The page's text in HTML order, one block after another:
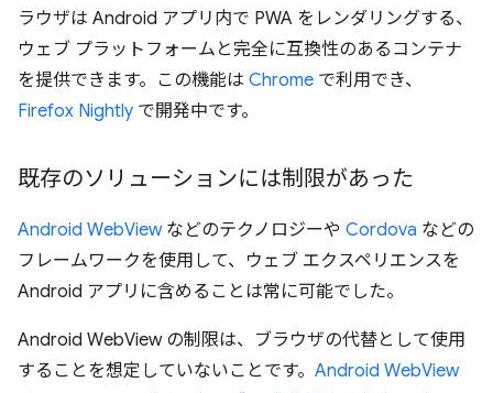
ラウザは Android アプリ内で PWA をレンダリングする、
ウェブ プラットフォームと完全に互換性のあるコンテナ
を提供できます。この機能は Chrome で利用でき、
Firefox Nightly で開発中です。
既存のソリューションには制限があった
Android WebViewなどのテクノロジーや Cordova などの
フレームワークを使用して、ウェブ エクスペリエンスを
Android アプリに含めることは常に可能でした。
Android WebView の制限は、ブラウザの代替として使用
することを想定していないことです。 Android WebView